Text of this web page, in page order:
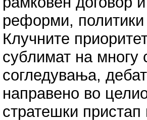
реформи,
Клучните
сублимат на многу
согледувања,
направено во
стратешки пристап